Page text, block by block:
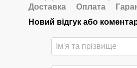
Доставка Оплата
Новий відгук або